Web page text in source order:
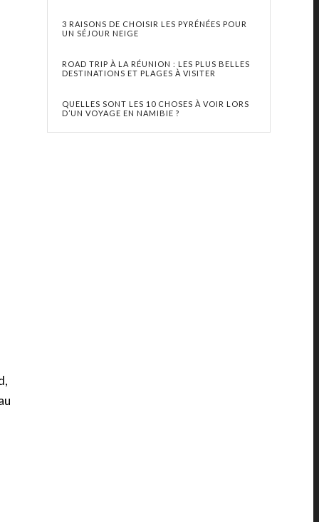
3 RAISONS DE CHOISIR LES PYRÉNÉES POUR
UN SÉJOUR NEIGE
ROAD TRIP À LA RÉUNION : LES PLUS BELLES
DESTINATIONS ET PLAGES À VISITER
QUELLES SONT LES 10 CHOSES À VOIR LORS
D’UN VOYAGE EN NAMIBIE ?